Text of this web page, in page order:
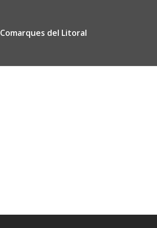
Comarques del Litoral